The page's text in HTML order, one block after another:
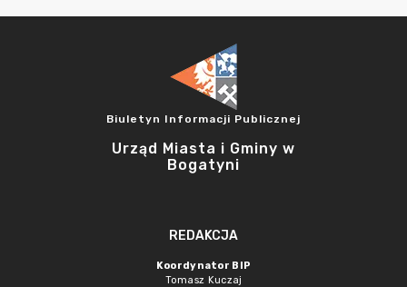
Biuletyn Informacji Publicznej
Urząd Miasta i Gminy w
Bogatyni
REDAKCJA
Koordynator BIP
Tomasz Kuczaj